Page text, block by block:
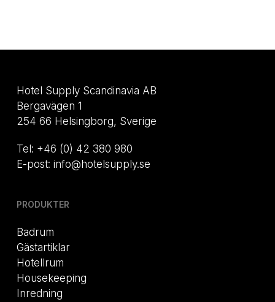
Hotel Supply Scandinavia AB
Bergavägen 1
254 66 Helsingborg, Sverige
Tel: +46 (0) 42 380 980
E-post: info@hotelsupply.se
PRODUKTER
Badrum
Gästartiklar
Hotellrum
Housekeeping
Inredning